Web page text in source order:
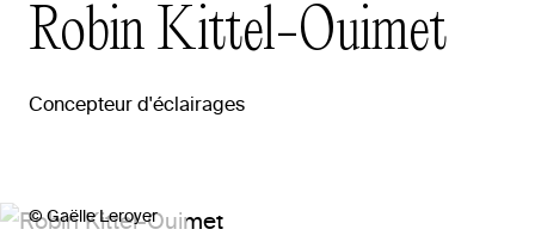
Robin Kittel-Ouimet
Concepteur d'éclairages
© Gaëlle Leroyer